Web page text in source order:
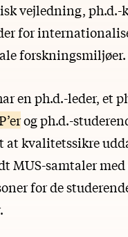
vejledning, ph.d.-
for
forskningsmiljøer.
en ph.d.-leder, et
og ph.d.-
at kvalitetssikre
MUS-samtaler
for de